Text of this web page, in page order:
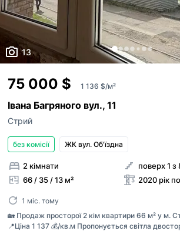
13
75 000 $ 1 136 $/м²
Івана Багряного вул., 11
Стрий
без комісії ЖК вул. Об'їздна
2 кімнати
66 / 35 / 13 м²
поверх 1 з
2020 рік
1 міс. тому
🏡 Продаж просторої 2 кім квартири 66 м² у м.
📍Ціна 1 137 💰/кв.м Пропонується світла